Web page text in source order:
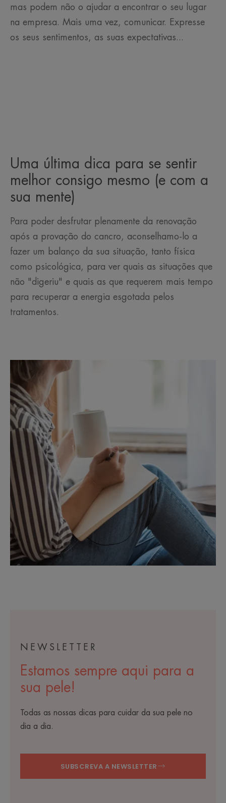
mas podem não o ajudar a encontrar o seu lugar
na empresa. Mais uma vez, comunicar. Expresse
os seus sentimentos, as suas expectativas...
Uma última dica para se sentir
melhor consigo mesmo (e com a
sua mente)
Para poder desfrutar plenamente da renovação
após a provação do cancro, aconselhamo-lo a
fazer um balanço da sua situação, tanto física
como psicológica, para ver quais as situações que
não "digeriu" e quais as que requerem mais tempo
para recuperar a energia esgotada pelos
tratamentos.
NEWSLETTER
Estamos sempre aqui para a
sua pele!
Todas as nossas dicas para cuidar da sua pele no
dia a dia.
SUBSCREVA A NEWSLETTER